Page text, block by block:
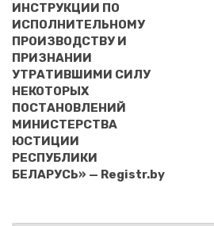
ИНСТРУКЦИИ ПО
ИСПОЛНИТЕЛЬНОМУ
ПРОИЗВОДСТВУ И
ПРИЗНАНИИ
УТРАТИВШИМИ СИЛУ
НЕКОТОРЫХ
ПОСТАНОВЛЕНИЙ
МИНИСТЕРСТВА
ЮСТИЦИИ
РЕСПУБЛИКИ
БЕЛАРУСЬ» — Registr.by